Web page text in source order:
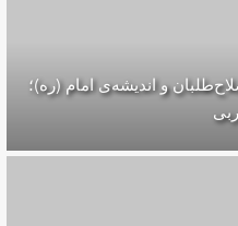
و اندیشه‌ی امام (ره)؛